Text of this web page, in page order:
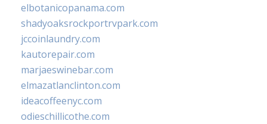
elbotanicopanama.com
shadyoaksrockportrvpark.com
jccoinlaundry.com
kautorepair.com
marjaeswinebar.com
elmazatlanclinton.com
ideacoffeenyc.com
odieschillicothe.com